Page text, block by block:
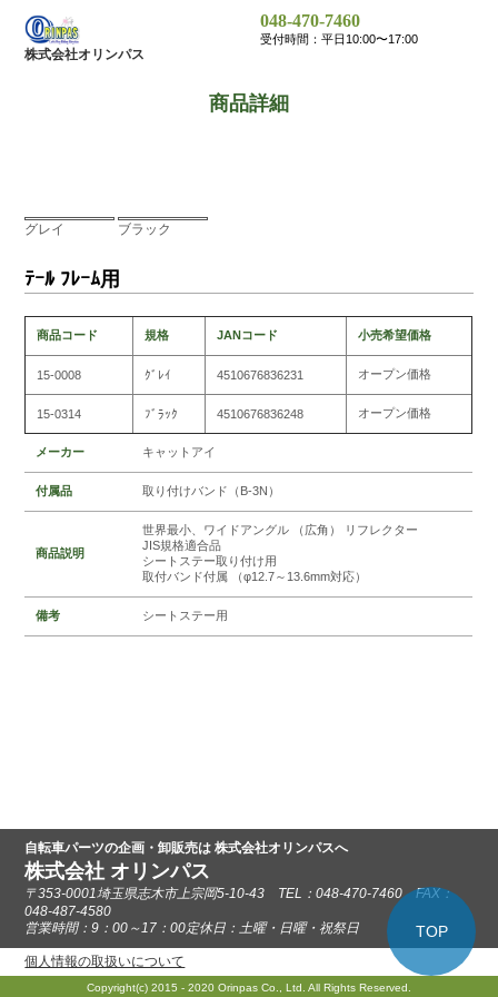
株式会社オリンパス
048-470-7460
受付時間：平日10:00〜17:00
商品詳細
グレイ ブラック
ﾃｰﾙ ﾌﾚｰﾑ用
商品コード 規格 JANコード 小売希望価格
15-0008 ｸﾞﾚｲ 4510676836231 オープン価格
15-0314 ﾌﾞﾗｯｸ 4510676836248 オープン価格
メーカー キャットアイ
付属品 取り付けバンド（B-3N）
商品説明
世界最小、ワイドアングル （広角） リフレクター
JIS規格適合品
シートステー取り付け用
取付バンド付属 （φ12.7～13.6mm対応）
備考 シートステー用
TOP
自転車パーツの企画・卸販売は 株式会社オリンパスへ
株式会社 オリンパス
〒353-0001埼玉県志木市上宗岡5-10-43 TEL：048-470-7460 FAX：
048-487-4580
営業時間：9：00～17：00定休日：土曜・日曜・祝祭日
個人情報の取扱いについて
Copyright(c) 2015 - 2020 Orinpas Co., Ltd. All Rights Reserved.